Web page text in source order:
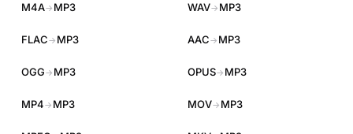
M4A→ MP3 WAV→ MP3
FLAC→ MP3 AAC→ MP3
OGG→ MP3 OPUS→ MP3
MP4→ MP3 MOV→ MP3